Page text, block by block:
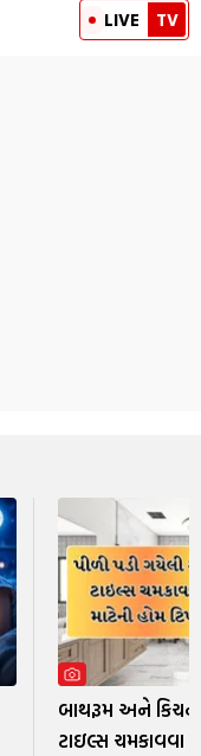
LIVE TV
બાથરૂમ અને
ટાઇલ્સ ચમકાવવા